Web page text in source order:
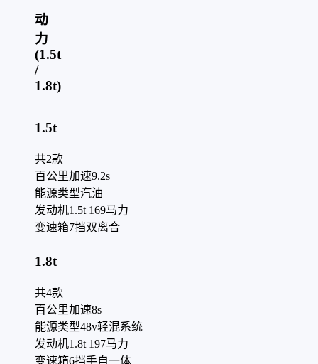
动
力
(1.5t
/
1.8t)
1.5t
共2款
百公里加速9.2s
能源类型汽油
发动机1.5t 169马力
变速箱7挡双离合
1.8t
共4款
百公里加速8s
能源类型48v轻混系统
发动机1.8t 197马力
变速箱6挡手自一体